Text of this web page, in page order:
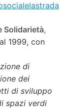
Solidarietà,
1999, con
di
dei
di sviluppo
spazi verdi